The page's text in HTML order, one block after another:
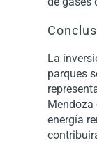
La
parques
Mendoza
energía